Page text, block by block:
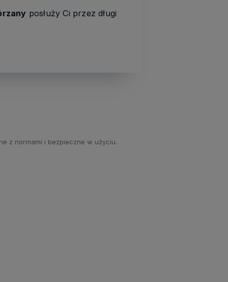
posłuży Ci przez długi
z normami i bezpieczne w użyciu.